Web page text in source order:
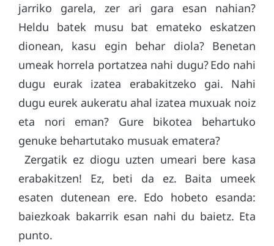
jarriko garela, zer ari gara esan nahian?
Heldu batek musu bat emateko eskatzen
dionean, kasu egin behar diola? Benetan
umeak horrela portatzea nahi dugu? Edo nahi
dugu eurak izatea erabakitzeko gai. Nahi
dugu eurek aukeratu ahal izatea muxuak noiz
eta nori eman? Gure bikotea behartuko
genuke behartutako musuak ematera?
Zergatik ez diogu uzten umeari bere kasa
erabakitzen! Ez, beti da ez. Baita umeek
esaten dutenean ere. Edo hobeto esanda:
baiezkoak bakarrik esan nahi du baietz. Eta
punto.